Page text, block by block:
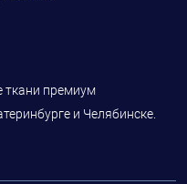
ткани премиум
и Челябинске.